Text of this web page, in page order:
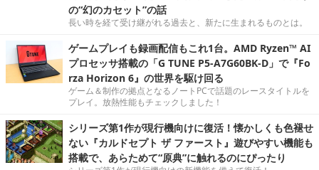
の“幻のカセット”の話
長い時を経て受け継がれる過去と、新たに生まれるものとは。
ゲームプレイも録画配信もこれ1台。AMD Ryzen™ AI
プロセッサ搭載の「G TUNE P5-A7G60BK-D」で『Fo
rza Horizon 6』の世界を駆け回る
ゲーム＆制作の拠点となるノートPCで話題のレースタイトルを
プレイ。放熱性能もチェックしました！
シリーズ第1作が現行機向けに復活！懐かしくも色褪せ
ない『カルドセプト ザ ファースト』遊びやすい機能も
搭載で、あらためて“原典”に触れるのにぴったり